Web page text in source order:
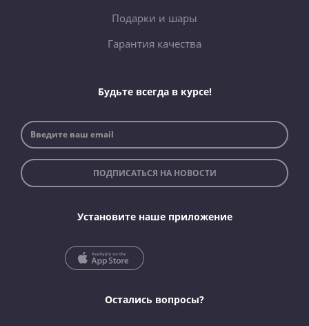
Подарки и шары
Гарантия качества
Будьте всегда в курсе!
ПОДПИСАТЬСЯ НА НОВОСТИ
Установите наше приложение
Остались вопросы?